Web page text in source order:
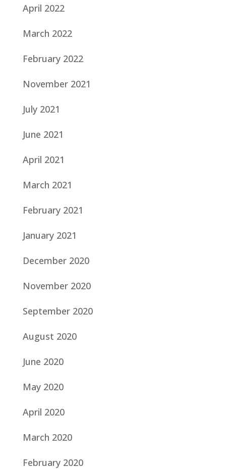
April 2022
March 2022
February 2022
November 2021
July 2021
June 2021
April 2021
March 2021
February 2021
January 2021
December 2020
November 2020
September 2020
August 2020
June 2020
May 2020
April 2020
March 2020
February 2020